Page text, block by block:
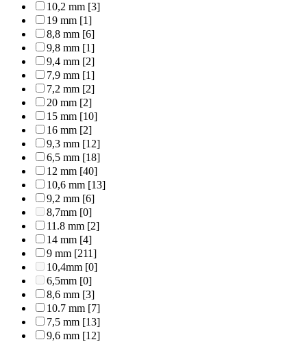
10,2 mm [3]
19 mm [1]
8,8 mm [6]
9,8 mm [1]
9,4 mm [2]
7,9 mm [1]
7,2 mm [2]
20 mm [2]
15 mm [10]
16 mm [2]
9,3 mm [12]
6,5 mm [18]
12 mm [40]
10,6 mm [13]
9,2 mm [6]
8,7mm [0]
11.8 mm [2]
14 mm [4]
9 mm [211]
10,4mm [0]
6,5mm [0]
8,6 mm [3]
10.7 mm [7]
7,5 mm [13]
9,6 mm [12]